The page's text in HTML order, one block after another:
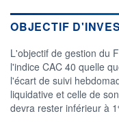
Consulter le
OBJECTIF
L'objectif de gestion du
l'indice CAC 40 quelle
l'écart de suivi
liquidative et celle de
devra rester inférieur à